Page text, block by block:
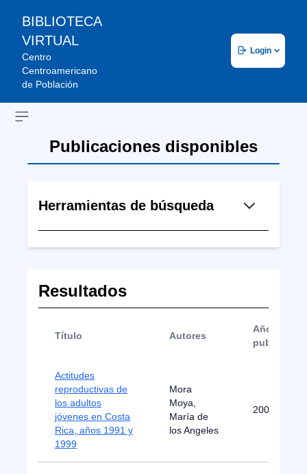
BIBLIOTECA
VIRTUAL
Centro
Centroamericano
de Población
Login
Open sidebar
Publicaciones disponibles
Herramientas de búsqueda
Resultados
Título Autores
Año de
Actitudes
reproductivas de
los adultos
jóvenes en Costa
Rica, años 1991 y
1999
Mora
Moya,
María de
los Angeles
2000